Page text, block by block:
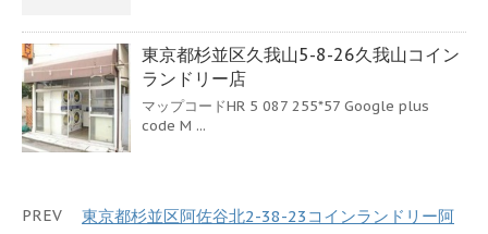
東京都杉並区久我山5-8-26久我山コイン
ランドリー店
マップコードHR 5 087 255*57 Google plus
code M ...
PREV
東京都杉並区阿佐谷北2-38-23コインランドリー阿